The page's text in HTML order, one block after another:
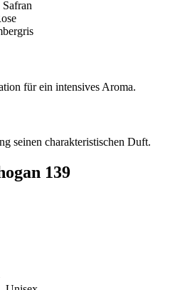
für ein intensives Aroma.
seinen charakteristischen Duft.
139